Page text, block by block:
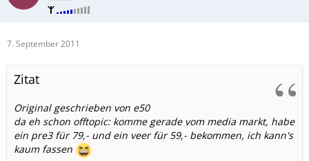
7. September 2011
Zitat
Original geschrieben von e50
da eh schon offtopic: komme gerade vom media markt, habe
ein pre3 für 79,- und ein veer für 59,- bekommen, ich kann's
kaum fassen